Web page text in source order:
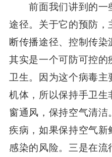
前面我们讲到的一
途径。关于它的预防
断传播途径、控制传
其实是一个可防可控
卫生。因为这个病毒
机体，所以保持手卫
窗通风，保持空气清
疾病，如果保持空气
感染的风险。三是在